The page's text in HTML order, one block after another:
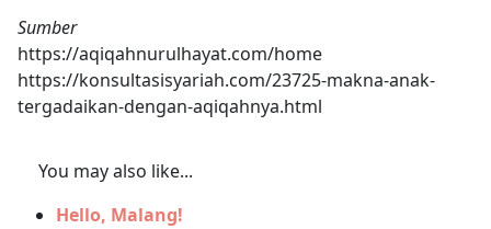
Sumber
https://aqiqahnurulhayat.com/home
https://konsultasisyariah.com/23725-makna-anak-
tergadaikan-dengan-aqiqahnya.html
You may also like...
Hello, Malang!